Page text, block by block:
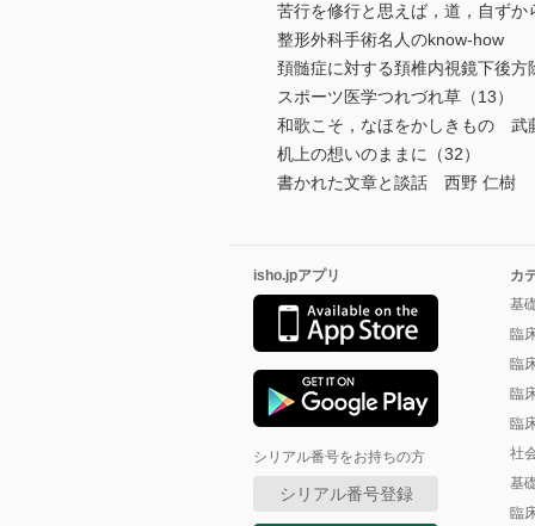
苦行を修行と思えば，道，自ず
整形外科手術名人のknow-how
頚髄症に対する頚椎内視鏡下後
スポーツ医学つれづれ草（13）
和歌こそ，なほをかしきもの 武
机上の想いのままに（32）
書かれた文章と談話 西野 仁樹
isho.jpアプリ
シリアル番号をお持ちの方
シリアル番号登録
カ
基
臨
臨
臨
臨
社
基
臨